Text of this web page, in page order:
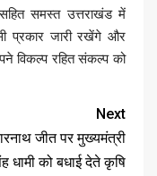
समस्त उत्तराखंड में
प्रकार जारी रखेंगे और
विकल्प रहित संकल्प को
Next
जीत पर मुख्यमंत्री
धामी को बधाई देते कृषि